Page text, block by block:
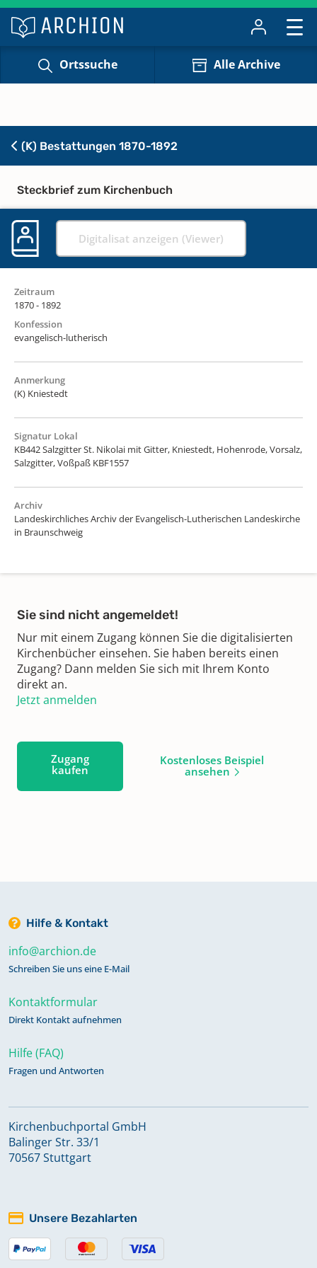
Ortssuche Alle Archive
(K) Bestattungen 1870-1892
Steckbrief zum Kirchenbuch
Digitalisat anzeigen (Viewer)
Zeitraum
1870 - 1892
Konfession
evangelisch-lutherisch
Anmerkung
(K) Kniestedt
Signatur Lokal
KB442 Salzgitter St. Nikolai mit Gitter, Kniestedt, Hohenrode, Vorsalz,
Salzgitter, Voßpaß KBF1557
Archiv
Landeskirchliches Archiv der Evangelisch-Lutherischen Landeskirche
in Braunschweig
Sie sind nicht angemeldet!
Nur mit einem Zugang können Sie die digitalisierten
Kirchenbücher einsehen. Sie haben bereits einen
Zugang? Dann melden Sie sich mit Ihrem Konto
direkt an.
Jetzt anmelden
Zugang
kaufen
Kostenloses Beispiel
ansehen
Hilfe & Kontakt
info@archion.de
Schreiben Sie uns eine E-Mail
Kontaktformular
Direkt Kontakt aufnehmen
Hilfe (FAQ)
Fragen und Antworten
Kirchenbuchportal GmbH
Balinger Str. 33/1
70567 Stuttgart
Unsere Bezahlarten